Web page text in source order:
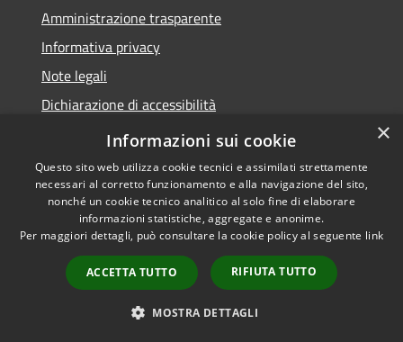
Amministrazione trasparente
Informativa privacy
Note legali
Dichiarazione di accessibilità
Moduli Privacy Amministrazione trasparente
Accessibilità
Copyright © 2026 • Comune di
Limana • Powered by
Municipium•
Accesso
redazione
×
Informazioni sui cookie
Questo sito web utilizza cookie tecnici e assimilati strettamente
necessari al corretto funzionamento e alla navigazione del sito,
nonché un cookie tecnico analitico al solo fine di elaborare
informazioni statistiche, aggregate e anonime.
Per maggiori dettagli, può consultare la cookie policy al seguente link
ACCETTA TUTTO RIFIUTA TUTTO
MOSTRA DETTAGLI